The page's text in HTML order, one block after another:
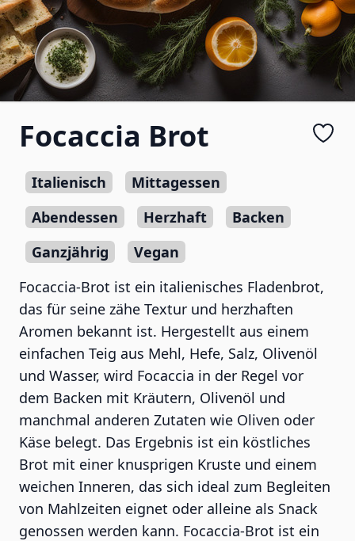
Focaccia Brot
Italienisch
Mittagessen
Abendessen
Herzhaft
Backen
Ganzjährig
Vegan
Focaccia-Brot ist ein italienisches Fladenbrot,
das für seine zähe Textur und herzhaften
Aromen bekannt ist. Hergestellt aus einem
einfachen Teig aus Mehl, Hefe, Salz, Olivenöl
und Wasser, wird Focaccia in der Regel vor
dem Backen mit Kräutern, Olivenöl und
manchmal anderen Zutaten wie Oliven oder
Käse belegt. Das Ergebnis ist ein köstliches
Brot mit einer knusprigen Kruste und einem
weichen Inneren, das sich ideal zum Begleiten
von Mahlzeiten eignet oder alleine als Snack
genossen werden kann. Focaccia-Brot ist ein